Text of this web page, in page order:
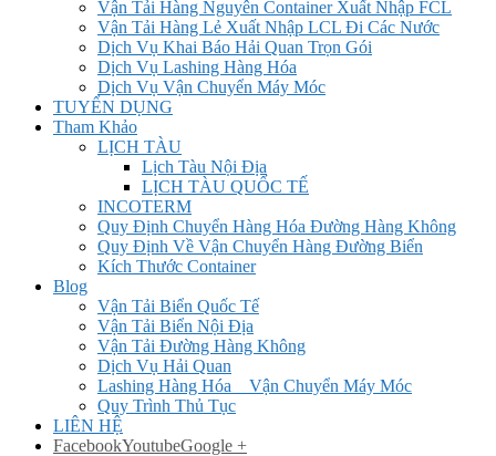
Vận Tải Hàng Nguyên Container Xuất Nhập FCL
Vận Tải Hàng Lẻ Xuất Nhập LCL Đi Các Nước
Dịch Vụ Khai Báo Hải Quan Trọn Gói
Dịch Vụ Lashing Hàng Hóa
Dịch Vụ Vận Chuyển Máy Móc
TUYỂN DỤNG
Tham Khảo
LỊCH TÀU
Lịch Tàu Nội Địa
LỊCH TÀU QUỐC TẾ
INCOTERM
Quy Định Chuyển Hàng Hóa Đường Hàng Không
Quy Định Về Vận Chuyển Hàng Đường Biển
Kích Thước Container
Blog
Vận Tải Biển Quốc Tế
Vận Tải Biển Nội Địa
Vận Tải Đường Hàng Không
Dịch Vụ Hải Quan
Lashing Hàng Hóa _ Vận Chuyển Máy Móc
Quy Trình Thủ Tục
LIÊN HỆ
FacebookYoutubeGoogle +